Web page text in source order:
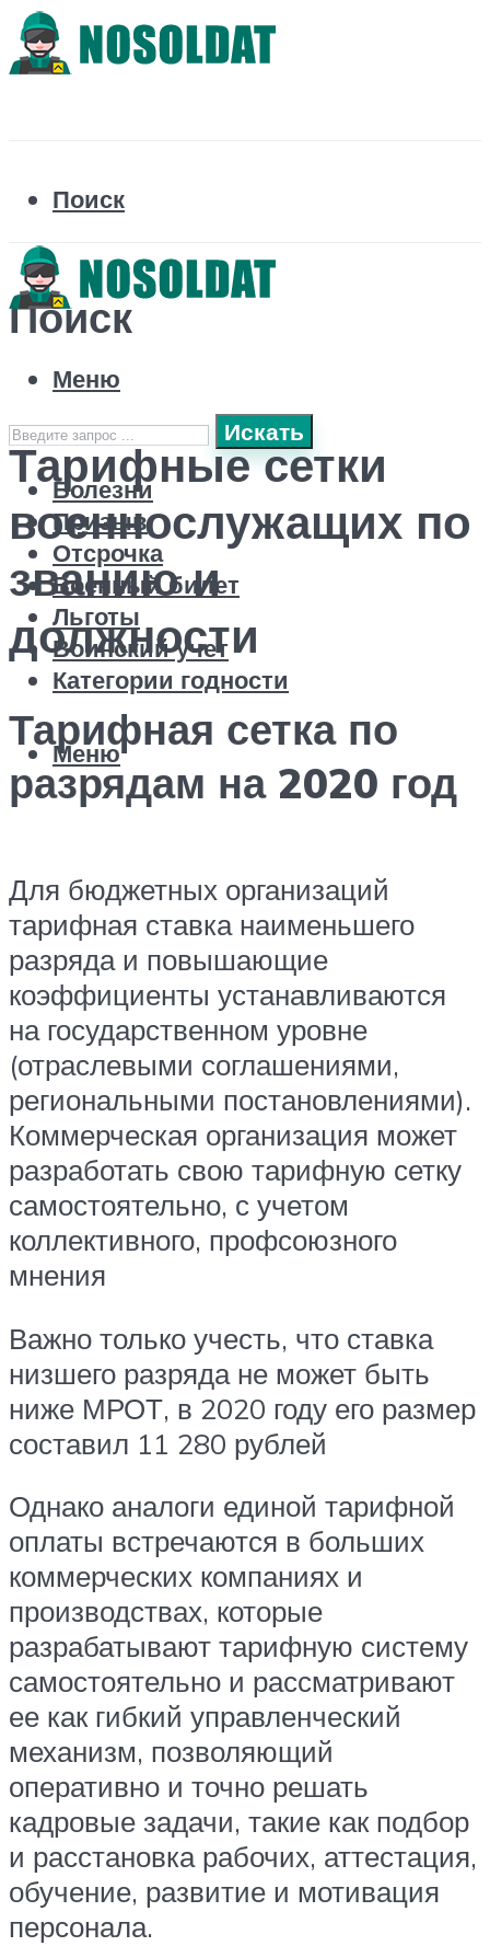
Поиск
Поиск
Искать
Болезни
Призыв
Отсрочка
Военный билет
Льготы
Воинский учет
Категории годности
Меню
Меню
Тарифные сетки
военнослужащих по
званию и
должности
Тарифная сетка по
разрядам на 2020 год
Для бюджетных организаций
тарифная ставка наименьшего
разряда и повышающие
коэффициенты устанавливаются
на государственном уровне
(отраслевыми соглашениями,
региональными постановлениями).
Коммерческая организация может
разработать свою тарифную сетку
самостоятельно, с учетом
коллективного, профсоюзного
мнения
Важно только учесть, что ставка
низшего разряда не может быть
ниже МРОТ, в 2020 году его размер
составил 11 280 рублей
Однако аналоги единой тарифной
оплаты встречаются в больших
коммерческих компаниях и
производствах, которые
разрабатывают тарифную систему
самостоятельно и рассматривают
ее как гибкий управленческий
механизм, позволяющий
оперативно и точно решать
кадровые задачи, такие как подбор
и расстановка рабочих, аттестация,
обучение, развитие и мотивация
персонала.